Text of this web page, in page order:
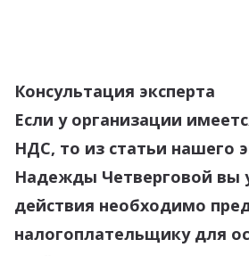
Консультация эксперта
Если у организации
НДС, то из статьи нашего
Надежды Четверговой вы
действия необходимо
налогоплательщику для